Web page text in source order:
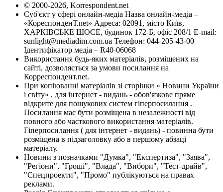
© 2000-2026, Korrespondent.net
Суб'єкт у сфері онлайн-медіа Назва онлайн-медіа –
«КореспонденТ.net» Адреса: 02091, місто Київ,
ХАРКІВСЬКЕ ШОСЕ, будинок 172-Б, офіс 208/1 E-mail:
sunlight@mediadim.com.ua Телефон: 044-205-43-00
Ідентифікатор медіа – R40-06068
Використання будь-яких матеріалів, розміщених на
сайті, дозволяється за умови посилання на
Корреспондент.net.
При копіюванні матеріалів зі сторінки « Новини України
і світу» , для інтернет - видань - обов'язкове пряме
відкрите для пошукових систем гіперпосилання .
Посилання має бути розміщена в незалежності від
повного або часткового використання матеріалів.
Гіперпосилання ( для інтернет - видань) - повинна бути
розміщена в підзаголовку або в першому абзаці
матеріалу.
Новини з позначками "Думка", "Експертиза", "Заява",
"Регіони", "Гроші", "Влада", "Вибори", "Тест-драйв",
"Спецпроекти", "Промо" публікуються на правах
реклами.